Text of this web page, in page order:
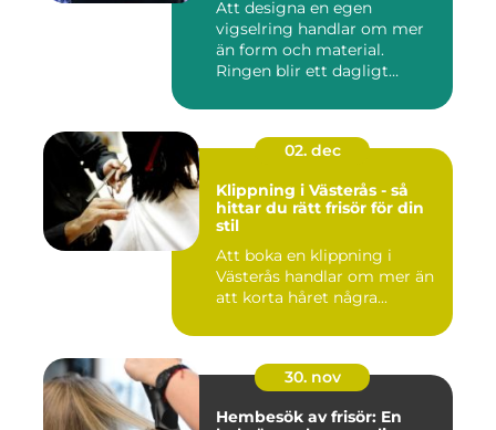
Att designa en egen
vigselring handlar om mer
än form och material.
Ringen blir ett dagligt
02. dec
Klippning i Västerås - så
hittar du rätt frisör för din
stil
Att boka en klippning i
Västerås handlar om mer än
att korta håret några...
30. nov
Hembesök av frisör: En